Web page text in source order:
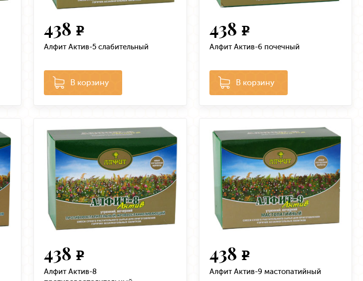
438 e
Алфит Актив-5 слабительный
В корзину
438 e
Алфит Актив-6 почечный
В корзину
438 e
Алфит Актив-8
438 e
Алфит Актив-9 мастопатийный